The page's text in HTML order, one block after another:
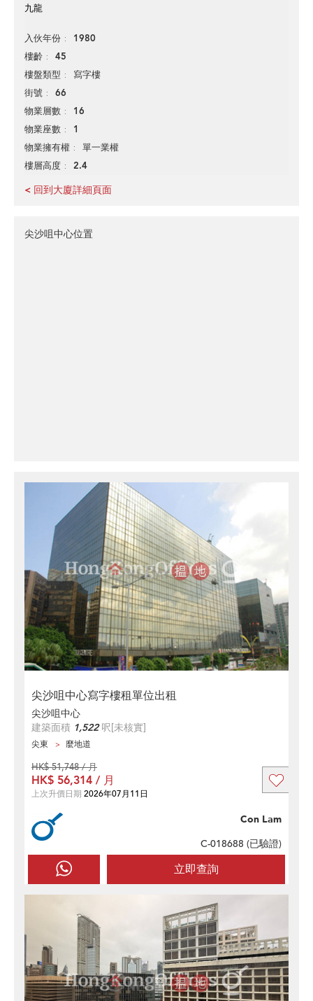
九龍
入伙年份 1980
樓齡 45
樓盤類型 寫字樓
街號 66
物業層數 16
物業座數 1
物業擁有權 單一業權
樓層高度 2.4
< 回到大廈詳細頁面
尖沙咀中心位置
尖沙咀中心寫字樓租單位出租
尖沙咀中心
建築面積 1,522呎[未核實]
尖東 麼地道
立即查詢
Con Lam
C-018688 (已驗證)
HK$ 51,748 / 月
HK$ 56,314 / 月
上次升價日期 2026年07月11日